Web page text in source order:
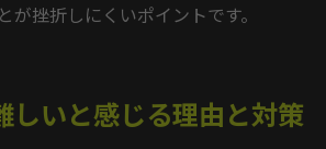
が挫折しにくいポイントです。
しいと感じる理由と対策